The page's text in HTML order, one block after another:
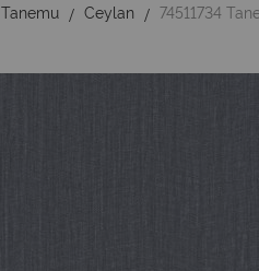
Тапети Ceylan
74511734